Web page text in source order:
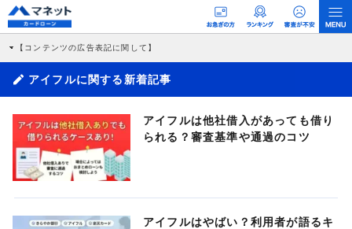
【コンテンツの広告表記に関して】
す。 これらの広告を経由して読者が企業ホームページを訪れ、成約が発生すると弊
社に対して企業から紹介報酬が支払われるという収益モデルです。 ただし、特定の
商品を根拠なくPRするものではなく、当編集部の調査／ユーザーへの口コミ収集な
>提携企業一覧
アイフルに関する新着記事
アイフルは他社借入があっても借り
られる？審査基準や通過のコツ
アイフルはやばい？利用者が語るキ